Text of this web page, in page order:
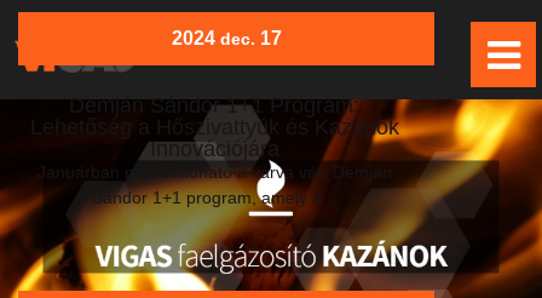
2024 dec. 17
Demján Sándor 1+1 Program:
Lehetőség a Hőszivattyúk és Kazánok
Innovációjára
Januárban már beadható a várva várt Demján
Sándor 1+1 program, amely a...